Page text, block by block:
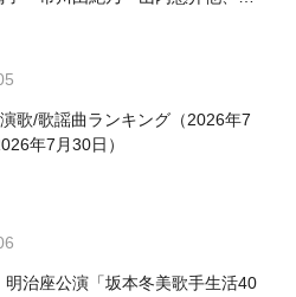
歌/歌謡曲ランキング（2026年7
年7月30日）
明治座公演「坂本冬美歌手生活40